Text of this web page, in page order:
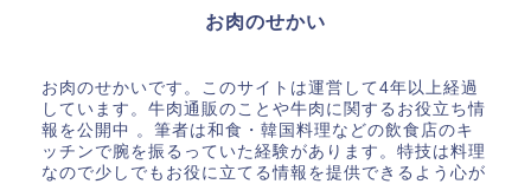
お肉のせかい
お肉のせかいです。このサイトは運営して4年以上経過
しています。牛肉通販のことや牛肉に関するお役立ち情
報を公開中 。筆者は和食・韓国料理などの飲食店のキ
ッチンで腕を振るっていた経験があります。特技は料理
なので少しでもお役に立てる情報を提供できるよう心が